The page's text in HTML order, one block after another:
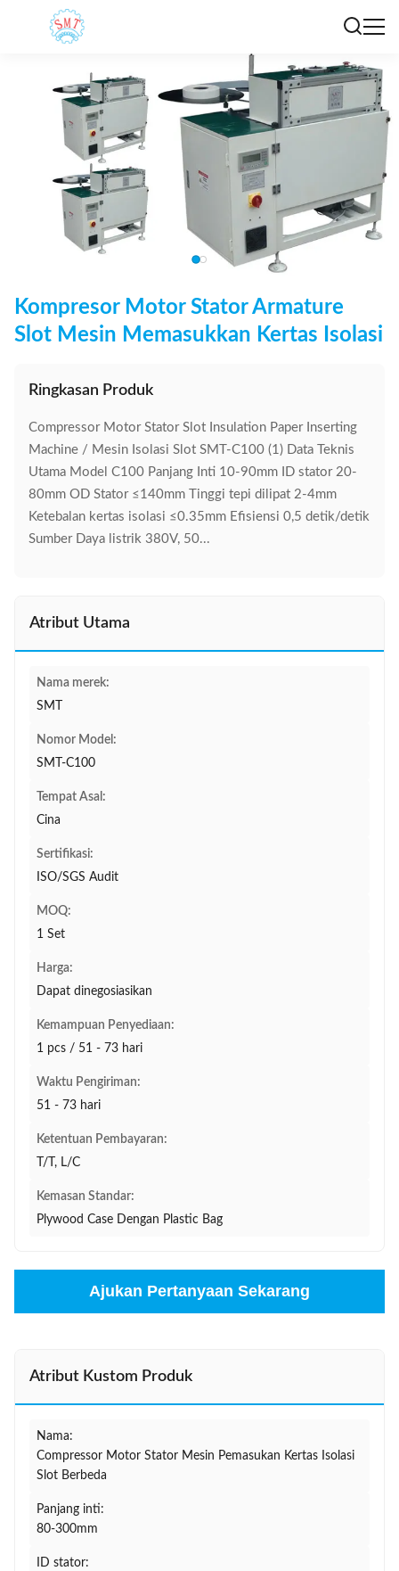
Kompresor Motor Stator Armature
Slot Mesin Memasukkan Kertas Isolasi
Ringkasan Produk
Compressor Motor Stator Slot Insulation Paper Inserting
Machine / Mesin Isolasi Slot SMT-C100 (1) Data Teknis
Utama Model C100 Panjang Inti 10-90mm ID stator 20-
80mm OD Stator ≤140mm Tinggi tepi dilipat 2-4mm
Ketebalan kertas isolasi ≤0.35mm Efisiensi 0,5 detik/detik
Sumber Daya listrik 380V, 50...
Atribut Utama
Nama merek:
SMT
Nomor Model:
SMT-C100
Tempat Asal:
Cina
Sertifikasi:
ISO/SGS Audit
MOQ:
1 Set
Harga:
Dapat dinegosiasikan
Kemampuan Penyediaan:
1 pcs / 51 - 73 hari
Waktu Pengiriman:
51 - 73 hari
Ketentuan Pembayaran:
T/T, L/C
Kemasan Standar:
Plywood Case Dengan Plastic Bag
Ajukan Pertanyaan Sekarang
Atribut Kustom Produk
Nama:
Compressor Motor Stator Mesin Pemasukan Kertas Isolasi
Slot Berbeda
Panjang inti:
80-300mm
ID stator: